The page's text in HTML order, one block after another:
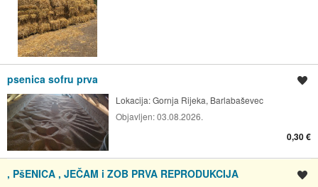
psenica sofru prva
Lokacija:Gornja Rijeka, Barlabaševec
Objavljen:03.08.2026.
0,30 €
, PšENICA , JEČAM i ZOB PRVA REPRODUKCIJA